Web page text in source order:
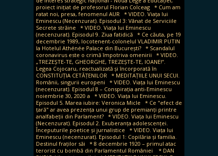
proiect inițiat de profesorul Florian Colceag * Cum am
ratat noi, presa, fenomenul AUR * VIDEO. Viața lui
Eminescu (Necenzurat). Episodul 3: Vânat de Serviciile
Secrete străine
* VIDEO. Viața lui Eminescu
(necenzurat). Episodul 9. Ziua fatidică * Ce căuta, pe 19
decembrie 1989, locotenent-colonelul VLADIMIR PUTIN
la Hotelul Athénée Palace din București? * Scandalul
coronavirus este o crimă împotriva omenirii
* VIDEO.
„TREZEȘTE-TE, GHEORGHE, TREZEȘTE-TE, IOANE!”.
Legea Cojocaru, reactualizată și încorporată în
CONSTITUȚIA CETĂȚENILOR * MEDITAȚIILE UNUI SECUI.
Românii, singurii europeni
* VIDEO. Viața lui Eminescu
(necenzurat). Episodul 8 – Conspirația anti-Eminescu
noiembrie 30, 2020 a
* VIDEO. Viața lui Eminescu.
Episodul 5. Marea iubire: Veronica Micle
* Ce "efect de
țară" ar avea prezența unui grup de premianți printre
analfabeții din Parlament? * VIDEO. Viața lui Eminescu
(Necenzurat). Episodul 2. Exuberanța adolescenței.
Începuturile poetice și jurnalistice
* VIDEO. Viața lui
Eminescu (necenzurat). Episodul 1: Copilăria și familia.
Destinul fraților săi
* 8 decembrie 1920 – primul atac
terorist cu bombă din Parlamentul României
* DAN